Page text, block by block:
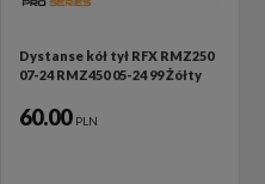
Dystanse kół tył RFX RMZ250
07-24 RMZ450 05-24 99 Żółty
60.00 PLN